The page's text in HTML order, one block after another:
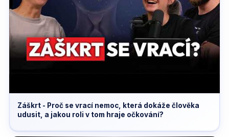
Záškrt - Proč se vrací nemoc, která dokáže člověka
udusit, a jakou roli v tom hraje očkování?